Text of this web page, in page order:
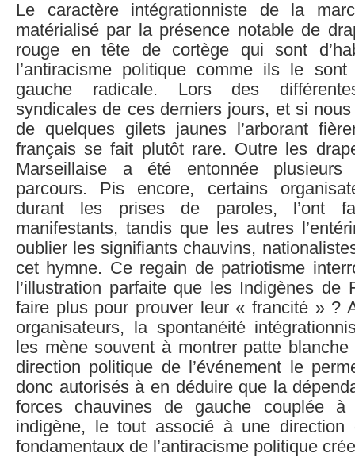
Le caractère intégrationniste de la
matérialisé par la présence notable de
rouge en tête de cortège qui sont
l’antiracisme politique comme ils le
gauche radicale. Lors des
syndicales de ces derniers jours, et si
de quelques gilets jaunes l’arborant
français se fait plutôt rare. Outre les
Marseillaise a été entonnée
parcours. Pis encore, certains
durant les prises de paroles, l’ont
manifestants, tandis que les autres
oublier les signifiants chauvins,
cet hymne. Ce regain de patriotisme
l’illustration parfaite que les Indigènes de
faire plus pour prouver leur « francité » ?
organisateurs, la spontanéité
les mène souvent à montrer patte
direction politique de l’événement le
donc autorisés à en déduire que la
forces chauvines de gauche couplée à
indigène, le tout associé à une direction
fondamentaux de l’antiracisme politique